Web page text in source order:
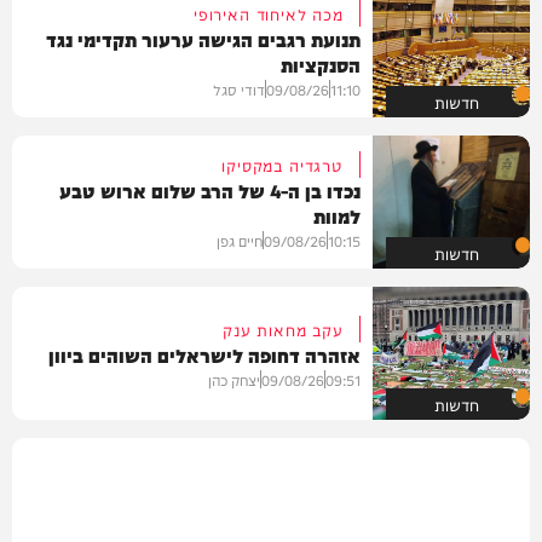
חדשות
מכה לאיחוד האירופי
תנועת רגבים הגישה ערעור תקדימי נגד
הסנקציות
11:10
09/08/26דודי סגל
חדשות
טרגדיה במקסיקו
נכדו בן ה-4 של הרב שלום ארוש טבע
למוות
10:15
09/08/26חיים גפן
חדשות
עקב מחאות ענק
אזהרה דחופה לישראלים השוהים ביוון
09:51
09/08/26יצחק כהן